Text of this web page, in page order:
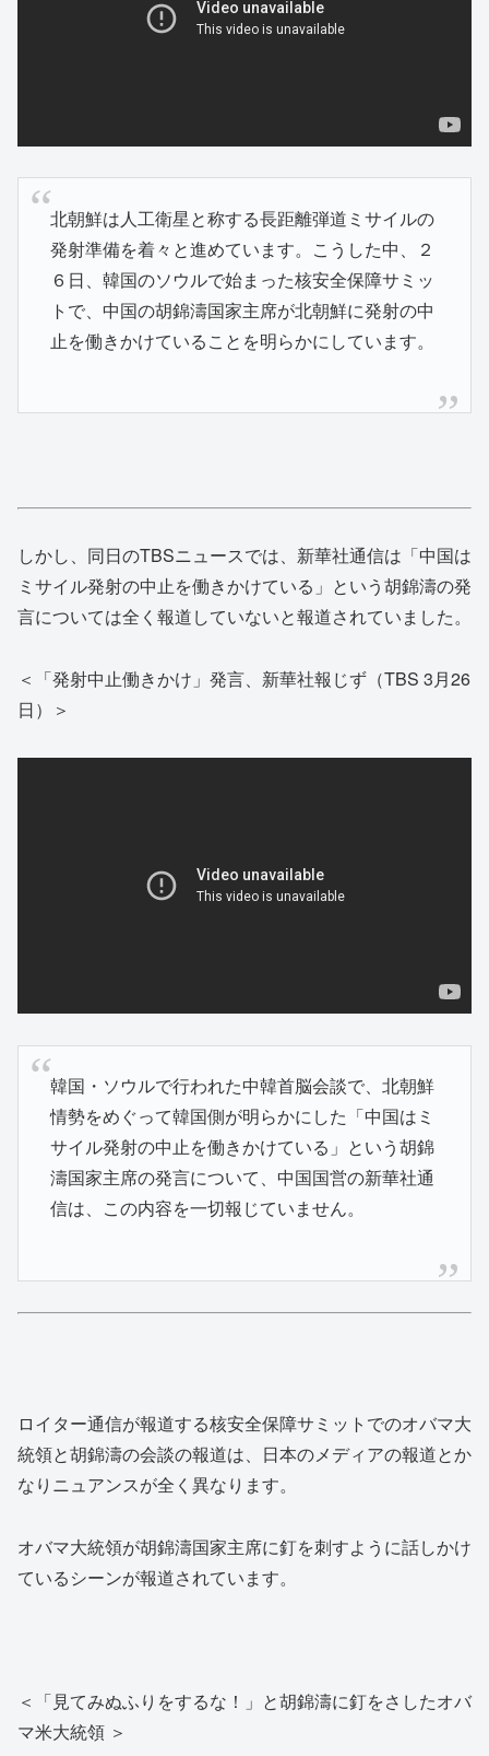
北朝鮮は人工衛星と称する長距離弾道ミサイルの
発射準備を着々と進めています。こうした中、２
６日、韓国のソウルで始まった核安全保障サミッ
トで、中国の胡錦濤国家主席が­北朝鮮に発射の中
止を働きかけていることを明らかにしています。
しかし、同日のTBSニュースでは、新華社通信は「中国は
ミサイル発射の中止を働きかけている」という胡錦濤の発
言については全く報道していないと報道されていました。
＜「発射中止働きかけ」発言、新華社報じず（TBS 3月26
日）＞
韓国・ソウルで行われた中韓首脳会談で、北朝鮮
情勢をめぐって韓国側が明らかにした「中国はミ
サイル発射の中止を働きかけている」という胡錦
濤国家主席の発言について、中­国国営の新華社通
信は、この内容を一切報じていません。
ロイター通信が報道する核安全保障サミットでのオバマ大
統領と胡錦濤の会談の報道は、日本のメディアの報道とか
なりニュアンスが全く異なります。
オバマ大統領が胡錦濤国家主席に釘を刺すように話しかけ
ているシーンが報道されています。
＜「見てみぬふりをするな！」と胡錦濤に釘をさしたオバ
マ米大統領 ＞